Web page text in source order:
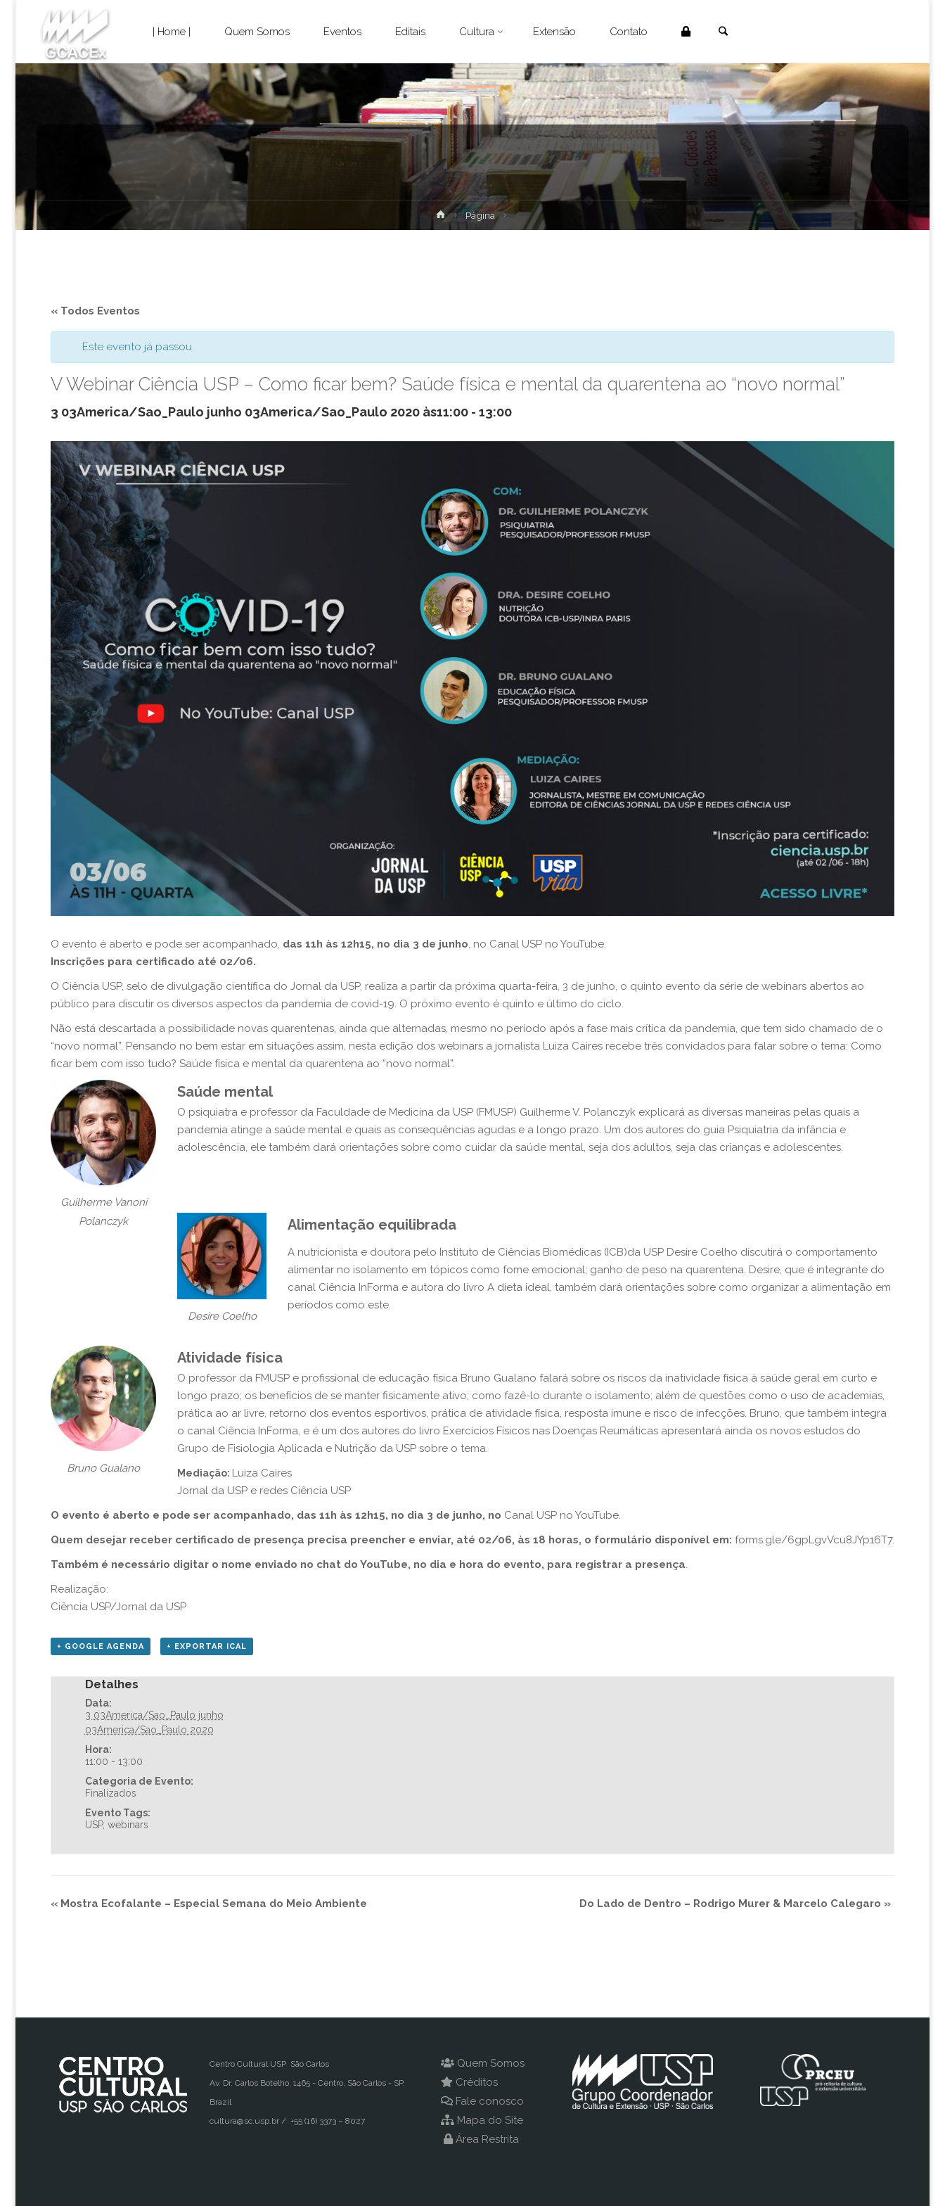
Extensão
Carlos
content
| Home | Quem Somos Eventos Editais Cultura Extensão Contato
HomePágina
« Todos Eventos
Este evento já passou.
V Webinar Ciência USP – Como ficar bem? Saúde física e mental da quarentena ao “novo normal”
3 03America/Sao_Paulo junho 03America/Sao_Paulo 2020 às11:00 - 13:00
O evento é aberto e pode ser acompanhado, das 11h às 12h15, no dia 3 de junho, no Canal USP no YouTube.
Inscrições para certificado até 02/06.
O Ciência USP, selo de divulgação científica do Jornal da USP, realiza a partir da próxima quarta-feira, 3 de junho, o quinto evento da série de webinars abertos ao
público para discutir os diversos aspectos da pandemia de covid-19. O próximo evento é quinto e último do ciclo.
Não está descartada a possibilidade novas quarentenas, ainda que alternadas, mesmo no período após a fase mais crítica da pandemia, que tem sido chamado de o
“novo normal”. Pensando no bem estar em situações assim, nesta edição dos webinars a jornalista Luiza Caires recebe três convidados para falar sobre o tema: Como
ficar bem com isso tudo? Saúde física e mental da quarentena ao “novo normal”.
Guilherme Vanoni
Polanczyk
Saúde mental
O psiquiatra e professor da Faculdade de Medicina da USP (FMUSP) Guilherme V. Polanczyk explicará as diversas maneiras pelas quais a
pandemia atinge a saúde mental e quais as consequências agudas e a longo prazo. Um dos autores do guia Psiquiatria da infância e
adolescência, ele também dará orientações sobre como cuidar da saúde mental, seja dos adultos, seja das crianças e adolescentes.
Desire Coelho
Alimentação equilibrada
A nutricionista e doutora pelo Instituto de Ciências Biomédicas (ICB)da USP Desire Coelho discutirá o comportamento
alimentar no isolamento em tópicos como fome emocional; ganho de peso na quarentena. Desire, que é integrante do
canal Ciência InForma e autora do livro A dieta ideal, também dará orientações sobre como organizar a alimentação em
períodos como este.
Bruno Gualano
Atividade física
O professor da FMUSP e profissional de educação física Bruno Gualano falará sobre os riscos da inatividade física à saúde geral em curto e
longo prazo; os benefícios de se manter fisicamente ativo; como fazê-lo durante o isolamento; além de questões como o uso de academias,
prática ao ar livre, retorno dos eventos esportivos, prática de atividade física, resposta imune e risco de infecções. Bruno, que também integra
o canal Ciência InForma, e é um dos autores do livro Exercícios Físicos nas Doenças Reumáticas apresentará ainda os novos estudos do
Grupo de Fisiologia Aplicada e Nutrição da USP sobre o tema.
Mediação: Luiza Caires
Jornal da USP e redes Ciência USP
O evento é aberto e pode ser acompanhado, das 11h às 12h15, no dia 3 de junho, no Canal USP no YouTube.
Quem desejar receber certificado de presença precisa preencher e enviar, até 02/06, às 18 horas, o formulário disponível em: forms.gle/6gpLgvVcu8JYp16T7.
Também é necessário digitar o nome enviado no chat do YouTube, no dia e hora do evento, para registrar a presença.
Realização:
Ciência USP/Jornal da USP
+ GOOGLE AGENDA + EXPORTAR ICAL
Detalhes
Data:
3 03America/Sao_Paulo junho
03America/Sao_Paulo 2020
Hora:
11:00 - 13:00
Categoria de Evento:
Finalizados
Evento Tags:
USP, webinars
« Mostra Ecofalante – Especial Semana do Meio Ambiente Do Lado de Dentro – Rodrigo Murer & Marcelo Calegaro »
Centro Cultural USP São Carlos
Av. Dr. Carlos Botelho, 1465 - Centro, São Carlos - SP,
Brazil
cultura@sc.usp.br / +55 (16) 3373 – 8027
Quem Somos
Créditos
Fale conosco
Mapa do Site
Área Restrita